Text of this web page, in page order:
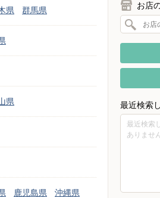
県 群馬県
県
鹿児島県 沖縄県
お店
最近検索
最近検索
ありませ